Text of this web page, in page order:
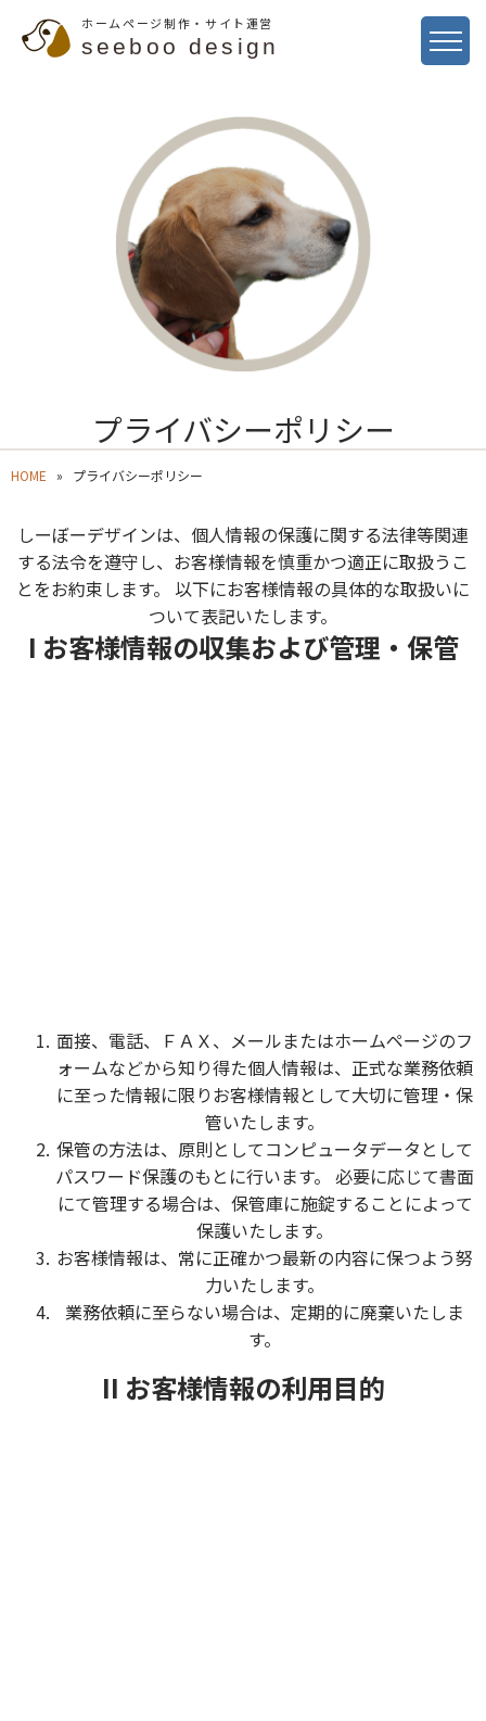
ホームページ制作・サイト運営
seeboo design
プライバシーポリシー
HOME プライバシーポリシー
しーぼーデザインは、個人情報の保護に関する法律等関連
する法令を遵守し、お客様情報を慎重かつ適正に取扱うこ
とをお約束します。 以下にお客様情報の具体的な取扱いに
ついて表記いたします。
I お客様情報の収集および管理・保管
面接、電話、ＦＡＸ、メールまたはホームページのフ
ォームなどから知り得た個人情報は、正式な業務依頼
に至った情報に限りお客様情報として大切に管理・保
管いたします。
保管の方法は、原則としてコンピュータデータとして
パスワード保護のもとに行います。 必要に応じて書面
にて管理する場合は、保管庫に施錠することによって
保護いたします。
お客様情報は、常に正確かつ最新の内容に保つよう努
力いたします。
業務依頼に至らない場合は、定期的に廃棄いたしま
す。
II お客様情報の利用目的